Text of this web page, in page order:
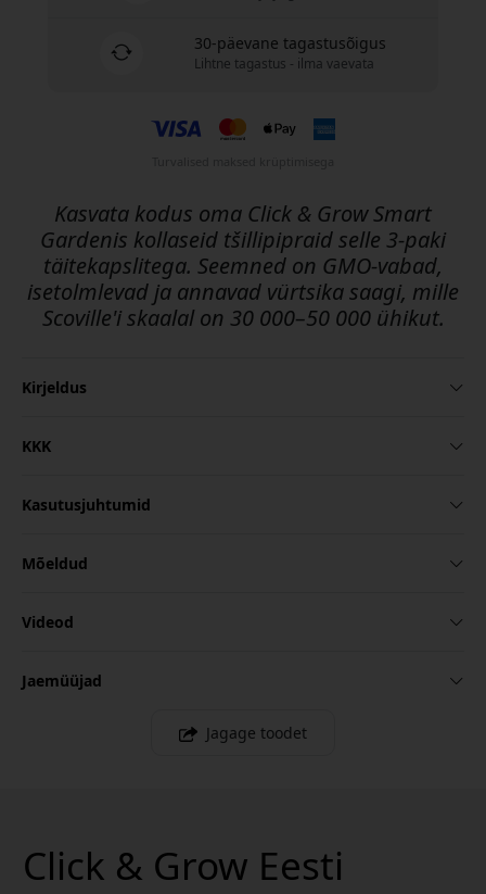
30-päevane tagastusõigus
Lihtne tagastus - ilma vaevata
Kasvata kodus oma Click & Grow Smart
Gardenis kollaseid tšillipipraid selle 3-paki
täitekapslitega. Seemned on GMO-vabad,
isetolmlevad ja annavad vürtsika saagi, mille
Scoville'i skaalal on 30 000–50 000 ühikut.
Kirjeldus
KKK
Kasutusjuhtumid
Mõeldud
Videod
Jaemüüjad
Jagage toodet
Click & Grow Eesti